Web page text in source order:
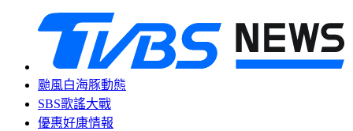
颱風白海豚動態
SBS歌謠大戰
優惠好康情報